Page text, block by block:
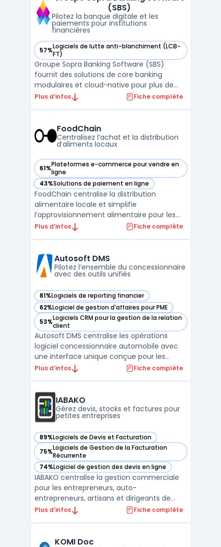
gest ...
(SBS)
Pilotez la banque digitale et les
paiements pour institutions
financières
57%Logiciels de lutte anti-blanchiment (LCB-
FT)
— voir Groupe Sopra Banking Software (SBS) dans cette
Groupe Sopra Banking Software (SBS)
fournit des solutions de core banking
modulaires et cloud-native pour plus de
1 500 institutions financières dans plus de 80
organismes de microfinance, prêteurs et
sociétés de crédit. ...
Plus d’infos Fiche complète
FoodChain
Centralisez l’achat et la distribution
d’aliments locaux
61%Plateformes e-commerce pour vendre en
ligne
— voir FoodChain dans cette catégorie
43%Solutions de paiement en ligne
— voir FoodChain dans cette catégorie
FoodChain centralise la distribution
alimentaire locale et simplifie
l’approvisionnement alimentaire pour les
professionnels. Cette application mobile
catalogue local vérifié. Les producteurs
locaux peuvent ains ...
Plus d’infos Fiche complète
Autosoft DMS
Pilotez l’ensemble du concessionnaire
avec des outils unifiés
81%Logiciels de reporting financier
— voir Autosoft DMS dans cette catégorie
62%Logiciel de gestion d'affaires pour PME
— voir Autosoft DMS dans cette catégorie
53%Logiciels CRM pour la gestion de la relation
client
— voir Autosoft DMS dans cette catégorie
Autosoft DMS centralise les opérations
logiciel concessionnaire automobile avec
une interface unique conçue pour les
concessions franchisées à faible ou moyen
gestion, du suivi des ventes à la facturation,
en passant par le s ...
Plus d’infos Fiche complète
IABAKO
Gérez devis, stocks et factures pour
petites entreprises
89%Logiciels de Devis et Facturation
— voir IABAKO dans cette catégorie
75%Logiciels de Gestion de la Facturation
Récurrente
— voir IABAKO dans cette catégorie
74%Logiciel de gestion des devis en ligne
— voir IABAKO dans cette catégorie
IABAKO centralise la gestion commerciale
pour les entrepreneurs, auto-
entrepreneurs, artisans et dirigeants de
petites entreprises. Ce logiciel propose une
électronique, le suivi des achats et la
Plus d’infos Fiche complète
KOMI Doc